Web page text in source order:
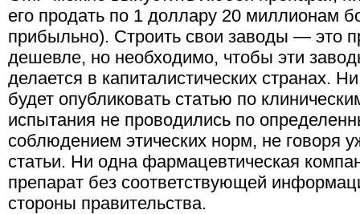
его продать по 1 доллару 20 миллионам
прибыльно). Строить свои заводы — это
дешевле, но необходимо, чтобы эти
делается в капиталистических странах.
будет опубликовать статью по
испытания не проводились по
соблюдением этических норм, не говоря
статьи. Ни одна фармацевтическая
препарат без соответствующей
стороны правительства.